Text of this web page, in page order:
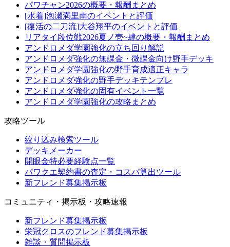
パワチャン2026の概要・報酬まとめ
[水着]泡瀬満里南のイベントと評価
[復活の二刀流]大谷翔平のイベントと評価
リアタイ段位戦2026夏ノ壱~肆の概要・報酬まとめ
アンドロメダ学園強化の立ち回り解説
アンドロメダ強化の無課金・微課金向け野手デッキ
アンドロメダ学園強化の野手育成適正キャラ
アンドロメダ強化の野手デッキテンプレ
アンドロメダ強化の固有イベント一覧
アンドロメダ学園強化の攻略まとめ
攻略ツール
絞り込み検索ツール
デッキメーカー
開眼金特必要経験点一覧
パワクエ契約書の査定・コスパ算出ツール
新フレンド募集掲示板
コミュニティ・掲示板・攻略速報
新フレンド募集掲示板
栄冠クロスのフレンド募集掲示板
雑談・質問掲示板